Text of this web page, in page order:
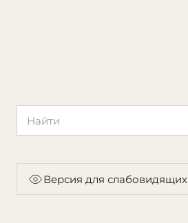
Версия для слабовидящих